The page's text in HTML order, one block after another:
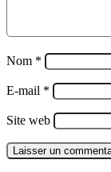
Nom *
E-mail *
Site web